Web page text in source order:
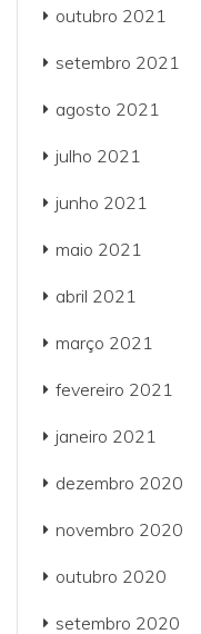
outubro 2021
setembro 2021
agosto 2021
julho 2021
junho 2021
maio 2021
abril 2021
março 2021
fevereiro 2021
janeiro 2021
dezembro 2020
novembro 2020
outubro 2020
setembro 2020